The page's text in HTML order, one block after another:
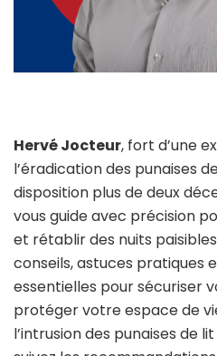
Hervé Jocteur, fort d’une
l’éradication des punaises
disposition plus de deux
vous guide avec précision
et rétablir des nuits
conseils, astuces pratiques
essentielles pour sécuriser
protéger votre espace de
l’intrusion des punaises de